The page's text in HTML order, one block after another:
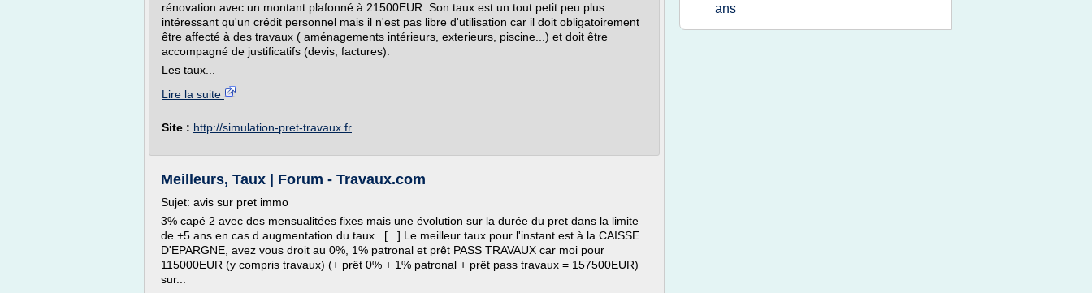
rénovation avec un montant plafonné à 21500EUR. Son taux est un tout petit peu plus
intéressant qu'un crédit personnel mais il n'est pas libre d'utilisation car il doit obligatoirement
être affecté à des travaux ( aménagements intérieurs, exterieurs, piscine...) et doit être
accompagné de justificatifs (devis, factures).
Les taux...
Lire la suite
Site : http://simulation-pret-travaux.fr
Meilleurs, Taux | Forum - Travaux.com
Sujet: avis sur pret immo
3% capé 2 avec des mensualitées fixes mais une évolution sur la durée du pret dans la limite
de +5 ans en cas d augmentation du taux. [...] Le meilleur taux pour l'instant est à la CAISSE
D'EPARGNE, avez vous droit au 0%, 1% patronal et prêt PASS TRAVAUX car moi pour
115000EUR (y compris travaux) (+ prêt 0% + 1% patronal + prêt pass travaux = 157500EUR)
sur...
ans